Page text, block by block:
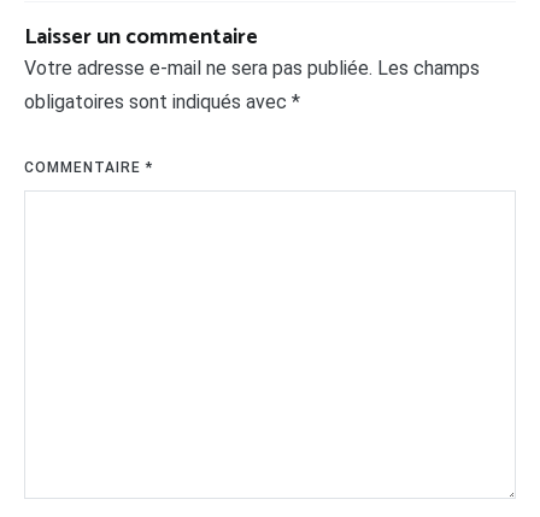
Laisser un commentaire
Votre adresse e-mail ne sera pas publiée. Les champs
obligatoires sont indiqués avec *
COMMENTAIRE*